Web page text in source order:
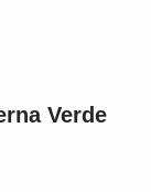
Verde